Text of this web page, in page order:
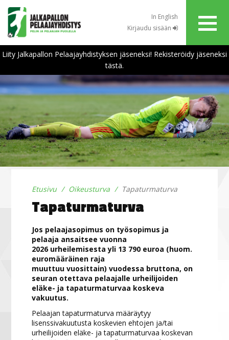
In English
Kirjaudu sisään
Liity Jalkapallon Pelaajayhdistyksen jäseneksi! Rekisteröidy jäseneksi
tästä.
Etusivu Oikeusturva Tapaturmaturva
Tapaturmaturva
Jos pelaajasopimus on työsopimus ja
pelaaja ansaitsee vuonna
2026 urheilemisesta yli 13 790 euroa (huom.
euromääräinen raja
muuttuu vuosittain) vuodessa bruttona, on
seuran otettava pelaajalle urheilijoiden
eläke- ja tapaturmaturvaa koskeva
vakuutus.
Pelaajan tapaturmaturva määräytyy
lisenssivakuutusta koskevien ehtojen ja/tai
urheilijoiden eläke- ja tapaturmaturvaa koskevan